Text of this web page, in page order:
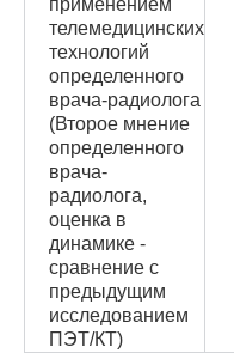
применением
телемедицинских
технологий
определенного
врача-радиолога
(Второе мнение
определенного
врача-
радиолога,
оценка в
динамике -
сравнение с
предыдущим
исследованием
ПЭТ/КТ)